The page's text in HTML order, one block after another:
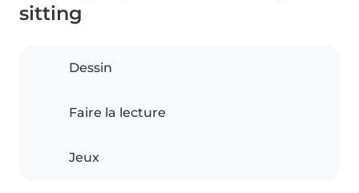
sitting
Dessin
Faire la lecture
Jeux